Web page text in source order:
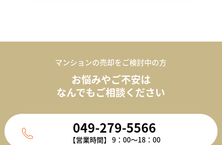
マンションの売却をご検討中の方
お悩みやご不安は
なんでもご相談ください
049-279-5566
【営業時間】 9：00～18：00